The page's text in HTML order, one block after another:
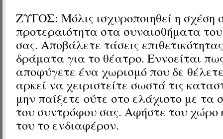
ΖΥΓΟΣ: Μόλις ισχυροποιηθεί η σχέση
προτεραιότητα στα συναισθήματα
σας. Αποβάλετε τάσεις
δράματα για το θέατρο. Εννοείται
αποφύγετε ένα χωρισμό που δε
αρκεί να χειριστείτε σωστά τις
μην παίξετε ούτε στο ελάχιστο με τα
του συντρόφου σας. Αφήστε του χώρο
του το ενδιαφέρον.